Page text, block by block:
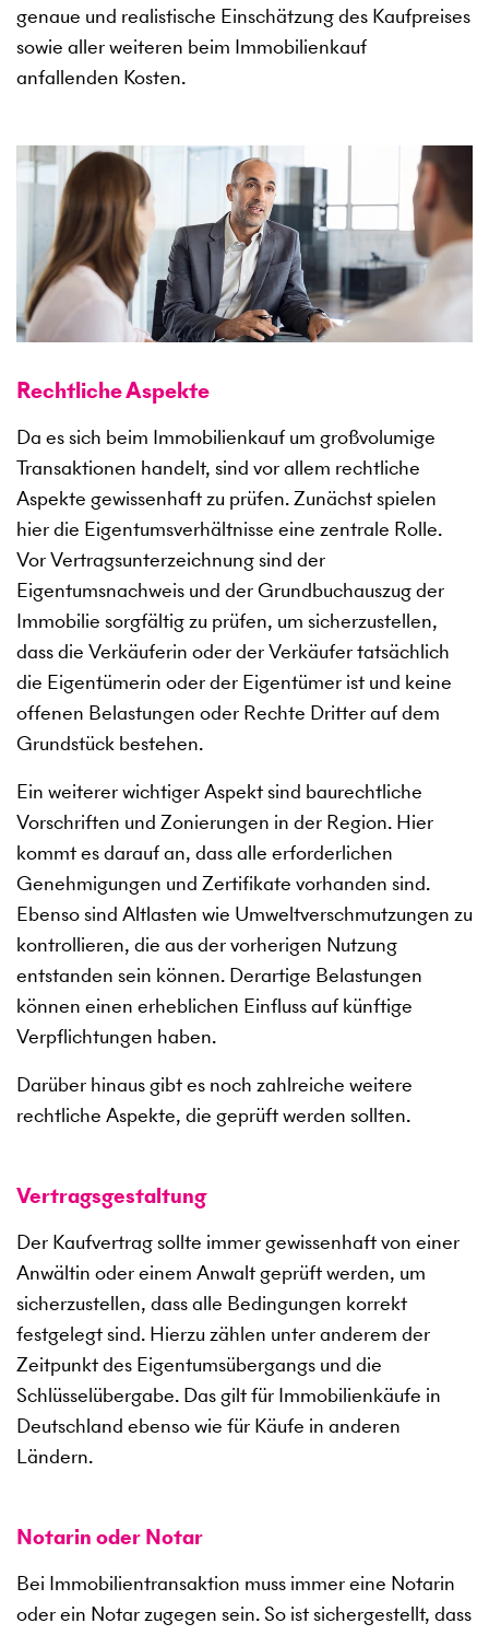
genaue und realistische Einschätzung des Kaufpreises
sowie aller weiteren beim Immobilienkauf
anfallenden Kosten.
Rechtliche Aspekte
Da es sich beim Immobilienkauf um großvolumige
Transaktionen handelt, sind vor allem rechtliche
Aspekte gewissenhaft zu prüfen. Zunächst spielen
hier die Eigentumsverhältnisse eine zentrale Rolle.
Vor Vertragsunterzeichnung sind der
Eigentumsnachweis und der Grundbuchauszug der
Immobilie sorgfältig zu prüfen, um sicherzustellen,
dass die Verkäuferin oder der Verkäufer tatsächlich
die Eigentümerin oder der Eigentümer ist und keine
offenen Belastungen oder Rechte Dritter auf dem
Grundstück bestehen.
Ein weiterer wichtiger Aspekt sind baurechtliche
Vorschriften und Zonierungen in der Region. Hier
kommt es darauf an, dass alle erforderlichen
Genehmigungen und Zertifikate vorhanden sind.
Ebenso sind Altlasten wie Umweltverschmutzungen zu
kontrollieren, die aus der vorherigen Nutzung
entstanden sein können. Derartige Belastungen
können einen erheblichen Einfluss auf künftige
Verpflichtungen haben.
Darüber hinaus gibt es noch zahlreiche weitere
rechtliche Aspekte, die geprüft werden sollten.
Vertragsgestaltung
Der Kaufvertrag sollte immer gewissenhaft von einer
Anwältin oder einem Anwalt geprüft werden, um
sicherzustellen, dass alle Bedingungen korrekt
festgelegt sind. Hierzu zählen unter anderem der
Zeitpunkt des Eigentumsübergangs und die
Schlüsselübergabe. Das gilt für Immobilienkäufe in
Deutschland ebenso wie für Käufe in anderen
Ländern.
Notarin oder Notar
Bei Immobilientransaktion muss immer eine Notarin
oder ein Notar zugegen sein. So ist sichergestellt, dass